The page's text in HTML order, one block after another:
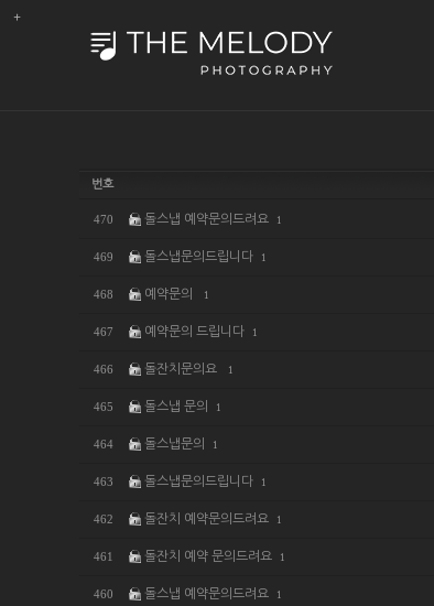
번호
470 돌스냅 예약문의드려요 1
469 돌스냅문의드립니다 1
468 예약문의 1
467 예약문의 드립니다 1
466 돌잔치문의요 1
465 돌스냅 문의 1
464 돌스냅문의 1
463 돌스냅문의드립니다 1
462 돌잔치 예약문의드려요 1
461 돌잔치 예약 문의드려요 1
460 돌스냅 예약문의드려요 1